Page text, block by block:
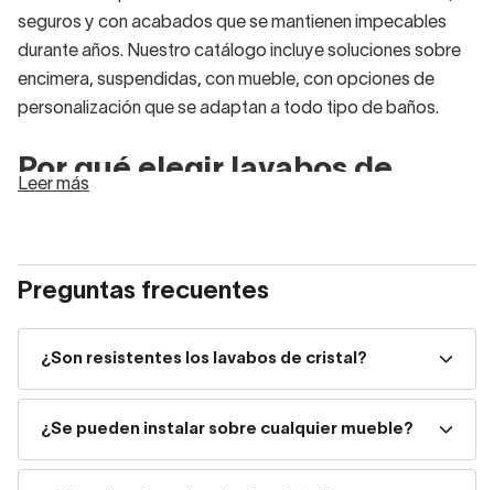
seguros y con acabados que se mantienen impecables
durante años. Nuestro catálogo incluye soluciones sobre
encimera, suspendidas, con mueble, con opciones de
personalización que se adaptan a todo tipo de baños.
Por qué elegir lavabos de
Los lavabos de cristal destacan por sucapacidad de
integrarse en cualquier estilo de baño
Superficie lisa y fácil de limpiar.
Material resistente a golpes moderados y cambios
de temperatura.
Leer más
Preguntas frecuentes
¿Son resistentes los lavabos de cristal?
¿Se pueden instalar sobre cualquier mueble?